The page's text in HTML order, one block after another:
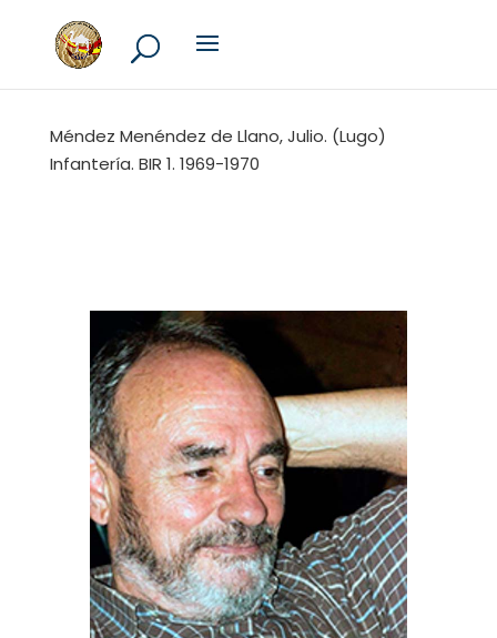
Méndez Menéndez de Llano, Julio. (Lugo)
Infantería. BIR 1. 1969-1970